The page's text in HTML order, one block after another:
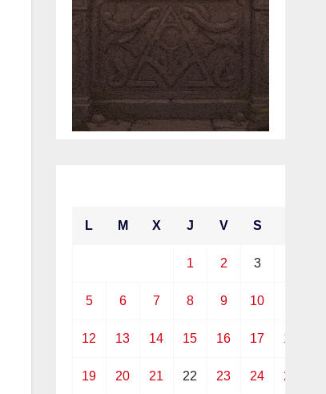
L M X J V S
1 2 3
5 6 7 8 9 10
12 13 14 15 16 17 18
19 20 21 22 23 24 25